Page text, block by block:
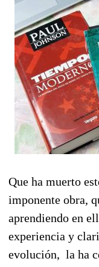
Que ha muerto
imponente obra,
aprendiendo en
experiencia y
evolución, la ha